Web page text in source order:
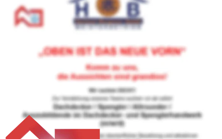
seiner Lehre die Meisterprüfung im
Spengler Handwerk ablegte, 1997 als Handwerksbetrieb
für Spengler- und Dachdeckerei gegründet. Im Jahr 2000
wurde die Einzelfirma in eine GmbH umgewandelt.
Die Hartmut Bergener GmbH ist ein gesundes
Unternehmen mit mittlerweile 10 Mitarbeitern.
Als Fachbetrieb der Dachdeckerinnung München
erhalten Sie von uns höchste Qualität.